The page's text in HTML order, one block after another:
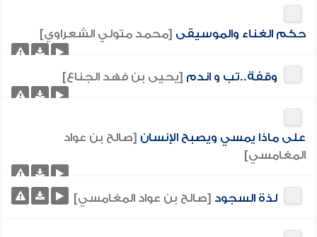
حكم الغناء والموسيقى [محمد متولي الشعراوي]
وقفة..تب و اندم [يحيى بن فهد الجناع]
على ماذا يمسي ويصبح الإنسان [صالح بن عواد
المغامسي]
لذة السجود [صالح بن عواد المغامسي]